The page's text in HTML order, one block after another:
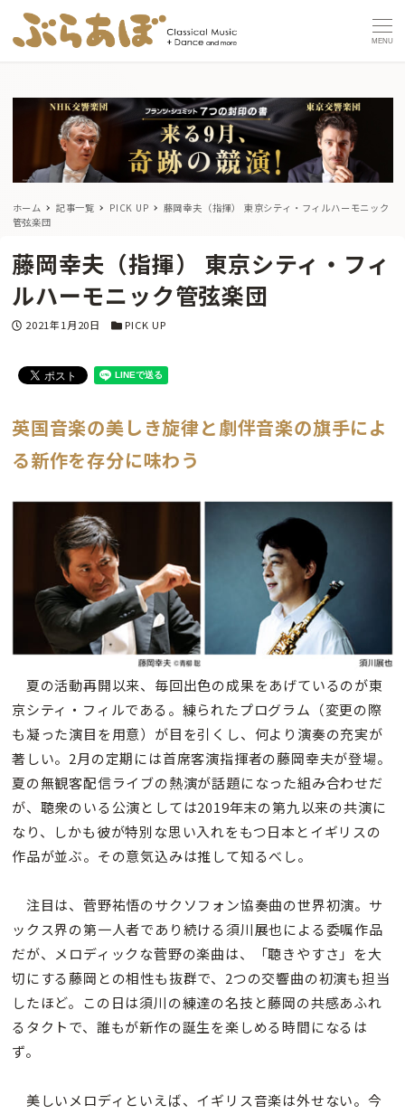
MENU
ホーム 記事一覧 PICK UP
藤岡幸夫（指揮） 東京シティ・フィルハーモニック
管弦楽団
藤岡幸夫（指揮） 東京シティ・フィ
ルハーモニック管弦楽団
投稿日
2021年1月20日 カテゴリー
PICK UP
英国音楽の美しき旋律と劇伴音楽の旗手によ
る新作を存分に味わう
夏の活動再開以来、毎回出色の成果をあげているのが東
京シティ・フィルである。練られたプログラム（変更の際
も凝った演目を用意）が目を引くし、何より演奏の充実が
著しい。2月の定期には首席客演指揮者の藤岡幸夫が登場。
夏の無観客配信ライブの熱演が話題になった組み合わせだ
が、聴衆のいる公演としては2019年末の第九以来の共演に
なり、しかも彼が特別な思い入れをもつ日本とイギリスの
作品が並ぶ。その意気込みは推して知るべし。
注目は、菅野祐悟のサクソフォン協奏曲の世界初演。サ
ックス界の第一人者であり続ける須川展也による委嘱作品
だが、メロディックな菅野の楽曲は、「聴きやすさ」を大
切にする藤岡との相性も抜群で、2つの交響曲の初演も担当
したほど。この日は須川の練達の名技と藤岡の共感あふれ
るタクトで、誰もが新作の誕生を楽しめる時間になるは
ず。
美しいメロディといえば、イギリス音楽は外せない。今